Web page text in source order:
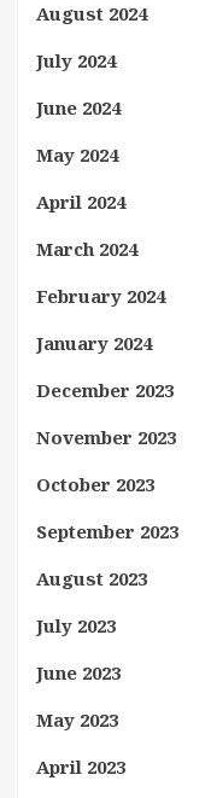
August 2024
July 2024
June 2024
May 2024
April 2024
March 2024
February 2024
January 2024
December 2023
November 2023
October 2023
September 2023
August 2023
July 2023
June 2023
May 2023
April 2023